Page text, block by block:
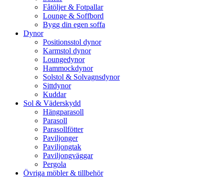
Fåtöljer & Fotpallar
Lounge & Soffbord
Bygg din egen soffa
Dynor
Positionsstol dynor
Karmstol dynor
Loungedynor
Hammockdynor
Solstol & Solvagnsdynor
Sittdynor
Kuddar
Sol & Väderskydd
Hängparasoll
Parasoll
Parasollfötter
Paviljonger
Paviljongtak
Paviljongväggar
Pergola
Övriga möbler & tillbehör